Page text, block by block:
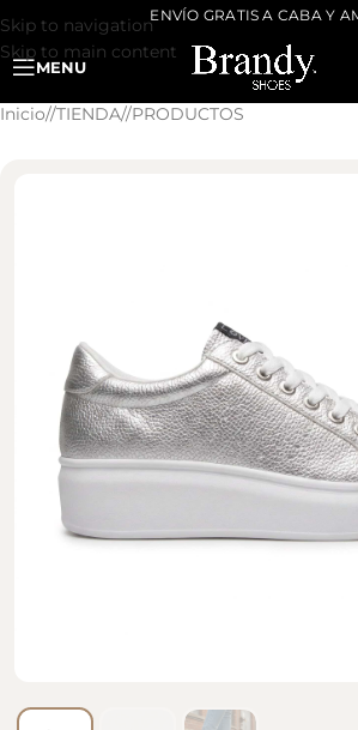
Skip to navigation
Skip to main content
ENVÍO GRATIS A CABA Y
MENU
Inicio/ TIENDA/ PRODUCTOS